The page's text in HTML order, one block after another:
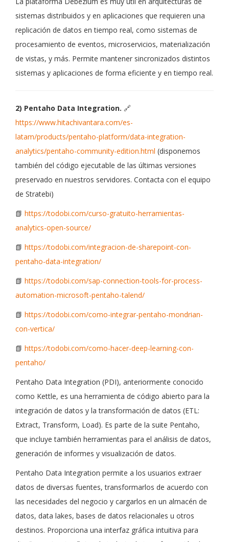
sistemas distribuidos y en aplicaciones que requieren una
replicación de datos en tiempo real, como sistemas de
procesamiento de eventos, microservicios, materialización
de vistas, y más. Permite mantener sincronizados distintos
sistemas y aplicaciones de forma eficiente y en tiempo real.
2) Pentaho Data Integration. 🔗
https://www.hitachivantara.com/es-
latam/products/pentaho-platform/data-integration-
analytics/pentaho-community-edition.html (disponemos
también del código ejecutable de las últimas versiones
preservado en nuestros servidores. Contacta con el equipo
de Stratebi)
📗 https://todobi.com/curso-gratuito-herramientas-
analytics-open-source/
📗 https://todobi.com/integracion-de-sharepoint-con-
pentaho-data-integration/
📗 https://todobi.com/sap-connection-tools-for-process-
automation-microsoft-pentaho-talend/
📗 https://todobi.com/como-integrar-pentaho-mondrian-
con-vertica/
📗 https://todobi.com/como-hacer-deep-learning-con-
pentaho/
Pentaho Data Integration (PDI), anteriormente conocido
como Kettle, es una herramienta de código abierto para la
integración de datos y la transformación de datos (ETL:
Extract, Transform, Load). Es parte de la suite Pentaho,
que incluye también herramientas para el análisis de datos,
generación de informes y visualización de datos.
Pentaho Data Integration permite a los usuarios extraer
datos de diversas fuentes, transformarlos de acuerdo con
las necesidades del negocio y cargarlos en un almacén de
datos, data lakes, bases de datos relacionales u otros
destinos. Proporciona una interfaz gráfica intuitiva para